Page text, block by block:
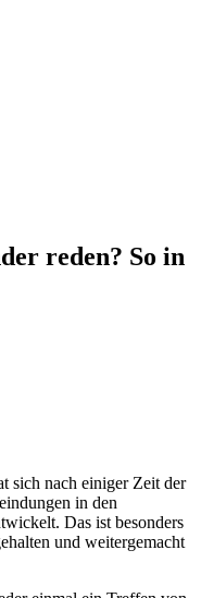
reden? So in
sich nach einiger Zeit der
in den
Das ist besonders
und weitergemacht